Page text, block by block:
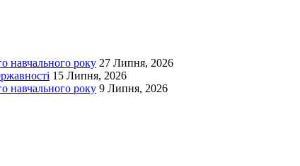
навчального року 27 Липня, 2026
15 Липня, 2026
навчального року 9 Липня, 2026